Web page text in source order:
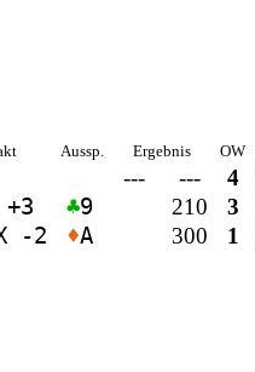
Aussp. Ergebnis OW
--- --- 4
+3 ♣9 210 3
-2 ♦A 300 1